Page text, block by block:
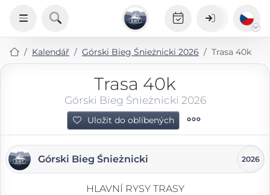
Kalendář Górski Bieg Śnieżnicki 2026 Trasa 40k
Trasa 40k
Górski Bieg Śnieżnicki 2026
Uložit do oblíbených
Górski Bieg Śnieżnicki 2026
HLAVNÍ RYSY TRASY